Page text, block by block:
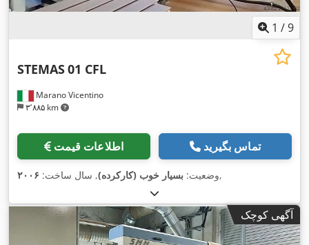
1 /9
Marano Vicentino
۳٬۸۸۵ km
STEMAS01 CFL
اطلاعات قیمت تماس بگیرید
وضعیت: بسیار خوب (کارکرده), سال ساخت: ۲۰۰۶ ,
آگهی کوچک